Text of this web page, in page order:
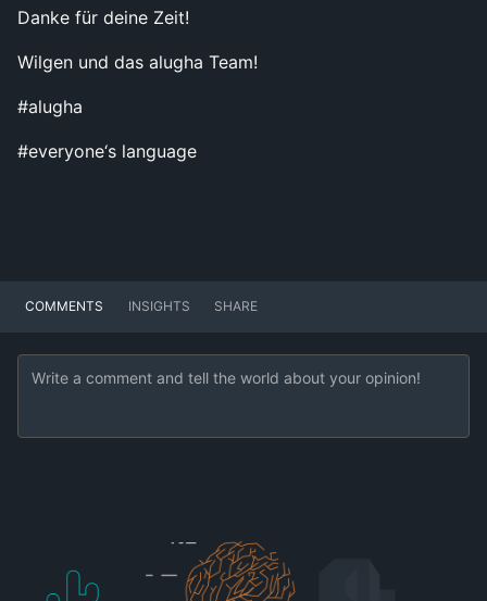
Danke für deine Zeit!
Wilgen und das alugha Team!
#alugha
#everyone‘s language
COMMENTS INSIGHTS SHARE